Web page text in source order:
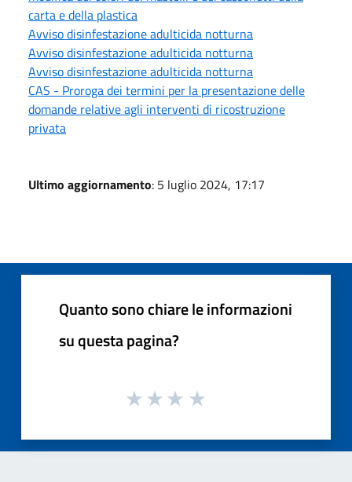
carta e della plastica
Avviso disinfestazione adulticida notturna
Avviso disinfestazione adulticida notturna
Avviso disinfestazione adulticida notturna
CAS - Proroga dei termini per la presentazione delle
domande relative agli interventi di ricostruzione
privata
Ultimo aggiornamento: 5 luglio 2024, 17:17
Quanto sono chiare le informazioni
su questa pagina?